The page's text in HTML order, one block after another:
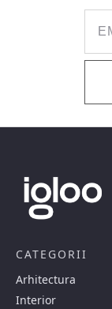
CATEGORII
Arhitectura
Interior